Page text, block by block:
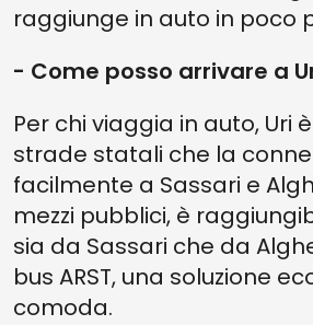
raggiunge in auto in poco
- Come posso arrivare a
Per chi viaggia in auto, Uri
strade statali che la
facilmente a Sassari e
mezzi pubblici, è
sia da Sassari che da
bus ARST, una soluzione
comoda.